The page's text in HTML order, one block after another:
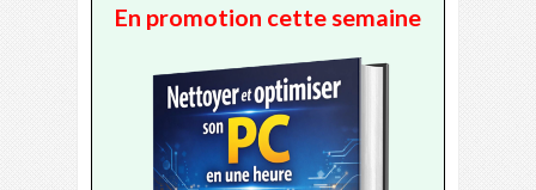
En promotion cette semaine